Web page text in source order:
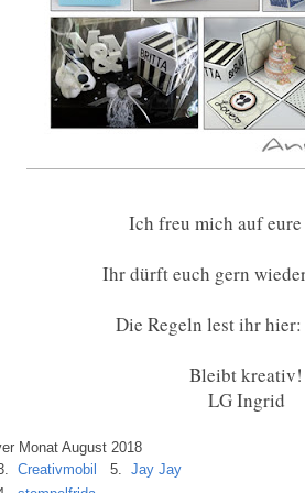
Ich freu mich auf
Ihr dürft euch gern
Die Regeln lest ihr
Bleibt kreativ!
LG Ingrid
Monat August 2018
Creativmobil 5. Jay Jay